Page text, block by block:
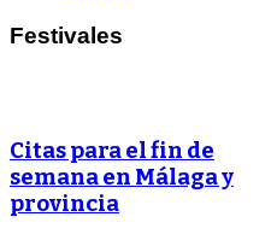
Festivales
Citas para el fin de
semana en Málaga y
provincia